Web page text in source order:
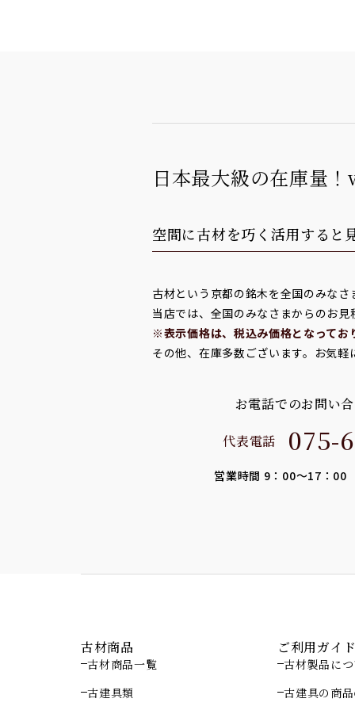
日本最大級の在庫量
空間に古材を巧く活用すると
古材という京都の銘木を全国のみな
当店では、全国のみなさまからのお
※表示価格は、税込み価格となってお
その他、在庫多数ございます。お気軽
お電話でのお問い
代表電話 075-
営業時間 9：00～17：
古材商品
古材商品一覧
古建具類
ご利用ガイ
古材製品に
古建具の商